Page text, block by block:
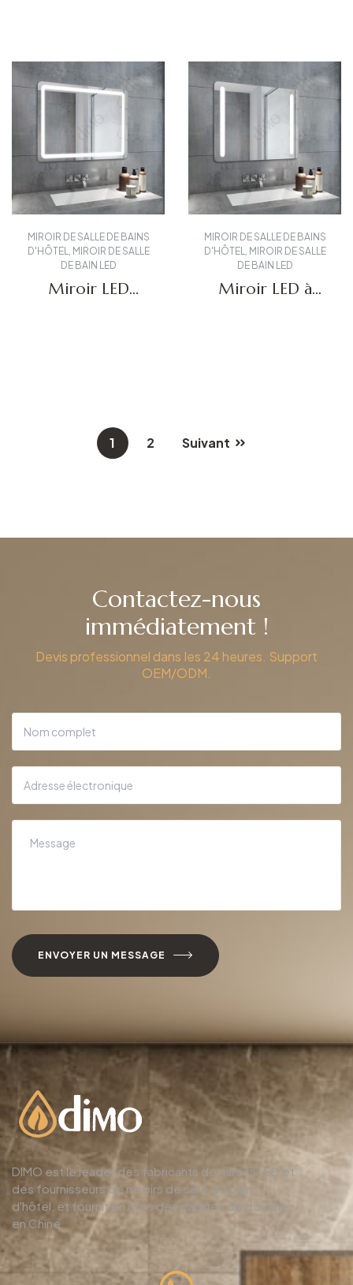
MIROIR DE SALLE DE BAINS
D'HÔTEL
MIROIR DE SALLE
DE BAIN LED
Miroir LED
MIROIR DE SALLE DE BAINS
D'HÔTEL
MIROIR DE SALLE
DE BAIN LED
Miroir LED à
1 2 Suivant
Contactez-nous
immédiatement !
Devis professionnel dans les 24 heures. Support
OEM/ODM.
ENVOYER UN MESSAGE
DIMO est le leader des fabricants de miroirs LED et
des fournisseurs de miroirs de salle de bain
d'hôtel, et fournit en gros des cabines de douche
en Chine.